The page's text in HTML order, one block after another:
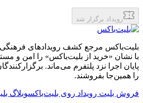
رویداد برگزار شد
بلیت‌باکس مرجع کشف رویدادهای فرهنگی
با نشان «خرید از بلیت‌باکس» را امن و
پایان اجرا نزد پلتفرم می‌ماند.
را همین‌جا بفروشند.
فروش بلیت رویداد روی بلیت‌باکسوبلاگ